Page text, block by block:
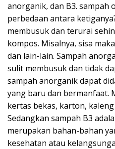
anorganik, dan B3. sampah
perbedaan antara
membusuk dan terurai
kompos. Misalnya, sisa
dan lain-lain. Sampah
sulit membusuk dan tidak
sampah anorganik dapat
yang baru dan bermanfaat.
kertas bekas, karton,
Sedangkan sampah B3
merupakan bahan-bahan
kesehatan atau